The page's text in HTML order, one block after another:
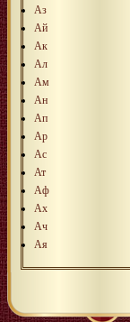
Аз
Ай
Ак
Ал
Ам
Ан
Ап
Ар
Ас
Ат
Аф
Ах
Ач
Ая